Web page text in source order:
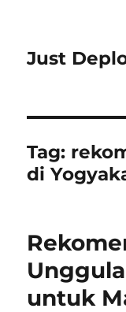
Just
Tag:
di
untuk